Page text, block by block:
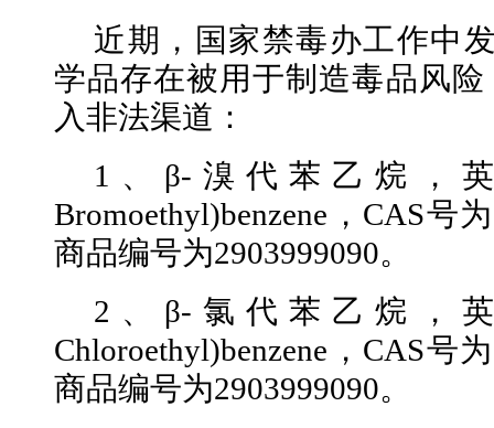
近期，国家禁毒办工作中
学品存在被用于制造毒品风
入非法渠道：
1、β-溴代苯乙烷，
Bromoethyl)benzene，CAS号
商品编号为2903999090。
2、β-氯代苯乙烷，
Chloroethyl)benzene，CAS号
商品编号为2903999090。